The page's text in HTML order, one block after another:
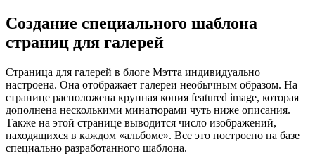
Создание специального шаблона
страниц для галерей
Страница для галерей в блоге Мэтта индивидуально
настроена. Она отображает галереи необычным образом. На
странице расположена крупная копия featured image, которая
дополнена несколькими минатюрами чуть ниже описания.
Также на этой странице выводится число изображений,
находящихся в каждом «альбоме». Все это построено на базе
специально разработанного шаблона.